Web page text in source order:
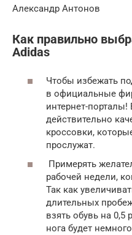
Александр Антонов
Как правильно
Adidas
Чтобы избежать
в официальные
интернет-
действительно
кроссовки,
прослужат.
Примерять
рабочей недели,
Так как
длительных
взять обувь на
нога будет